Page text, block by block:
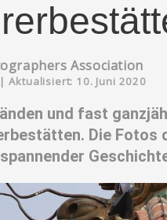
Association
| Aktualisiert: 10. Juni 2020
und fast
Die Fotos